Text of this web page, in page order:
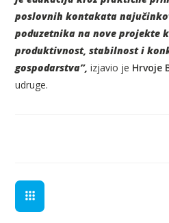
poslovnih kontakata
poduzetnika na nove projekte
produktivnost, stabilnost i
gospodarstva”, izjavio je Hrvoje
udruge.